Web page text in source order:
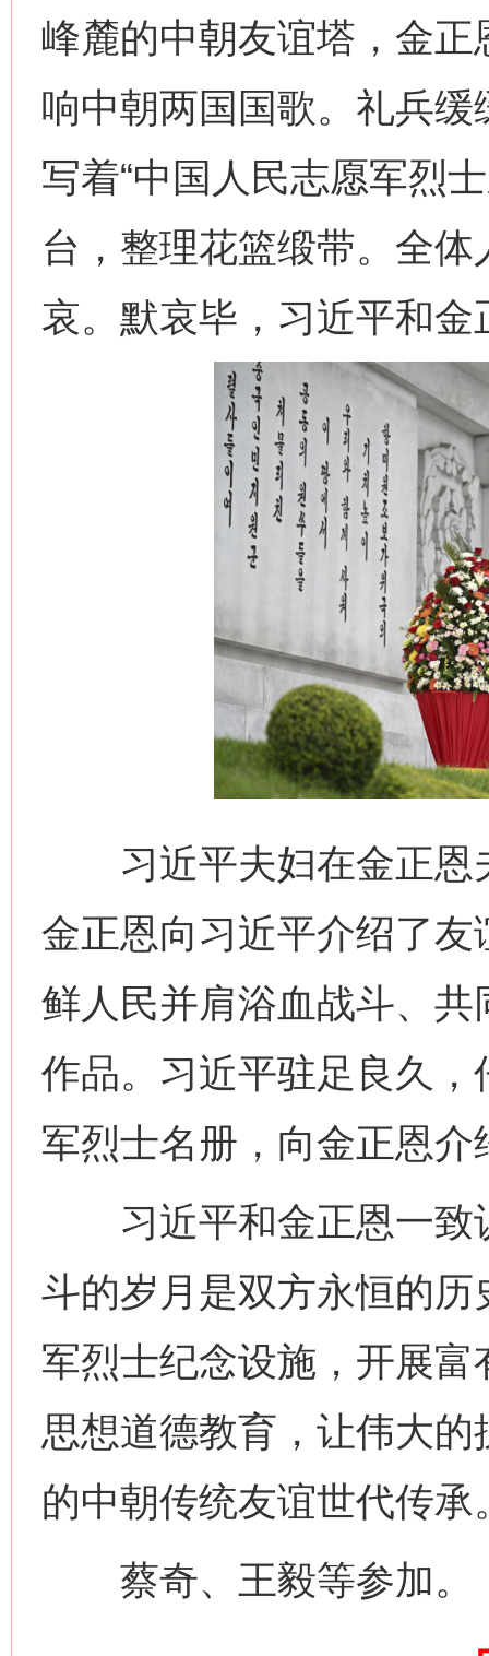
峰麓的中朝友谊塔，金
响中朝两国国歌。礼兵
写着“中国人民志愿军烈
台，整理花篮缎带。全
哀。默哀毕，习近平和
习近平夫妇在金正恩
金正恩向习近平介绍了
鲜人民并肩浴血战斗、
作品。习近平驻足良久
军烈士名册，向金正恩
习近平和金正恩一致
斗的岁月是双方永恒的
军烈士纪念设施，开展
思想道德教育，让伟大
的中朝传统友谊世代传承
蔡奇、王毅等参加。
网上购药对药下症？
这是一记警钟！ 谢
在谋一域中谋全局
今
习近平的博鳌关键词
魏明亮